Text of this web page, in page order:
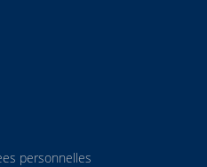
personnelles